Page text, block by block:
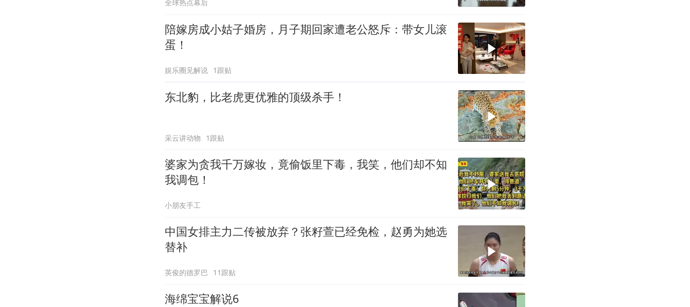
全球热点幕后
陪嫁房成小姑子婚房，月子期回家遭老公怒斥：带女儿滚
蛋！
娱乐圈见解说 1跟贴
东北豹，比老虎更优雅的顶级杀手！
采云讲动物 1跟贴
婆家为贪我千万嫁妆，竟偷饭里下毒，我笑，他们却不知
我调包！
小朋友手工
中国女排主力二传被放弃？张籽萱已经免检，赵勇为她选
替补
英俊的德罗巴 11跟贴
海绵宝宝解说6